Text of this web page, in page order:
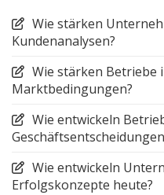
Wie stärken
Kundenanalysen?
Wie stärken Betriebe
Marktbedingungen?
Wie entwickeln
Wie entwickeln
Erfolgskonzepte heute?